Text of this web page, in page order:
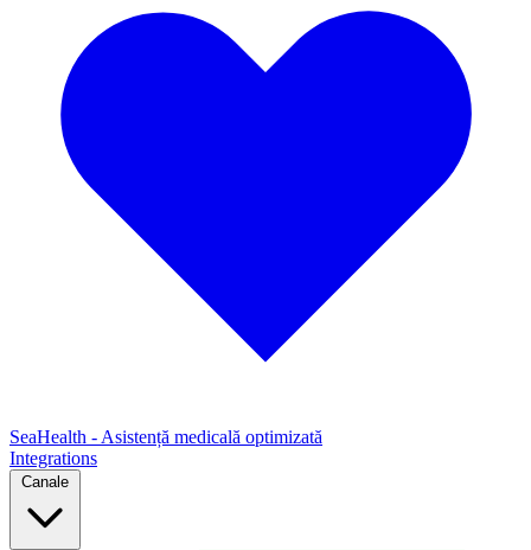
SeaHealth - Asistență medicală optimizată
Integrations
Canale